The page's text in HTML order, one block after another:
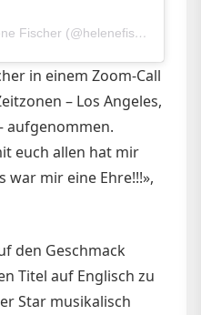
Ein Beitrag geteilt von Helene Fischer (@helenefischer)
in einem Zoom-Call
– Los Angeles,
aufgenommen.
euch allen hat mir
war mir eine Ehre!!!»,
den Geschmack
Titel auf Englisch zu
Star musikalisch